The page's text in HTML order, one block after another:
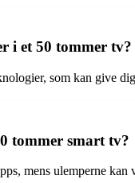
i et 50 tommer tv?
som kan give
tommer smart tv?
mens ulemperne